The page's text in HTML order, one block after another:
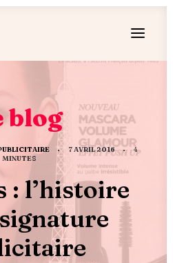
blog
• 7 AVRIL 2016 •
4
MINUTES
: l’histoire